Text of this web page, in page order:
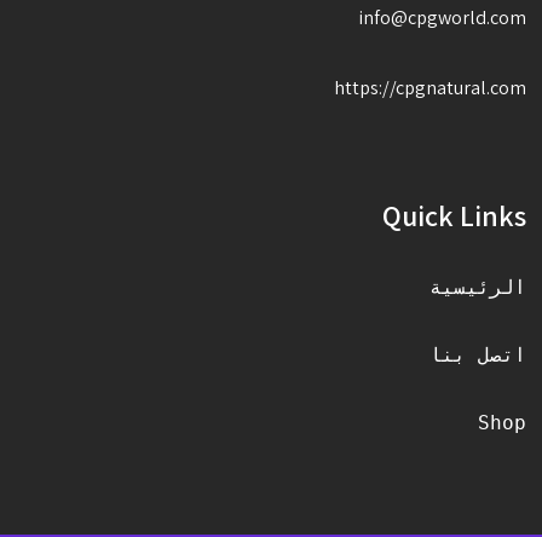
info@cpgworld.com
https://cpgnatural.com
Quick Links
الرئيسية
اتصل بنا
Shop